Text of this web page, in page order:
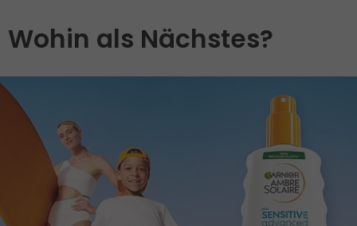
Wohin als Nächstes?